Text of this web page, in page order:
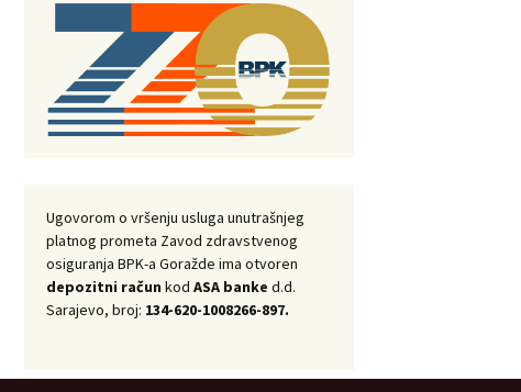
Ugovorom o vršenju usluga unutrašnjeg
platnog prometa Zavod zdravstvenog
osiguranja BPK-a Goražde ima otvoren
depozitni račun kod ASA banke d.d.
Sarajevo, broj: 134-620-1008266-897.